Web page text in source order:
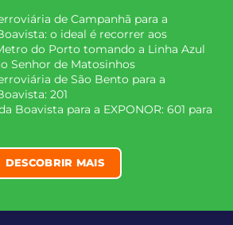
de Campanhã para a
o ideal é recorrer aos
do Porto tomando a Linha Azul
Senhor de Matosinhos
de São Bento para a
201
Boavista para a EXPONOR: 601 para
DESCOBRIR MAIS